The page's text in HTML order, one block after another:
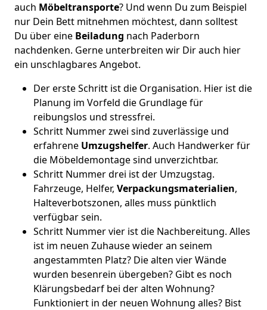
auch Möbeltransporte? Und wenn Du zum Beispiel
nur Dein Bett mitnehmen möchtest, dann solltest
Du über eine Beiladung nach Paderborn
nachdenken. Gerne unterbreiten wir Dir auch hier
ein unschlagbares Angebot.
Der erste Schritt ist die Organisation. Hier ist die
Planung im Vorfeld die Grundlage für
reibungslos und stressfrei.
Schritt Nummer zwei sind zuverlässige und
erfahrene Umzugshelfer. Auch Handwerker für
die Möbeldemontage sind unverzichtbar.
Schritt Nummer drei ist der Umzugstag.
Fahrzeuge, Helfer, Verpackungsmaterialien,
Halteverbotszonen, alles muss pünktlich
verfügbar sein.
Schritt Nummer vier ist die Nachbereitung. Alles
ist im neuen Zuhause wieder an seinem
angestammten Platz? Die alten vier Wände
wurden besenrein übergeben? Gibt es noch
Klärungsbedarf bei der alten Wohnung?
Funktioniert in der neuen Wohnung alles? Bist